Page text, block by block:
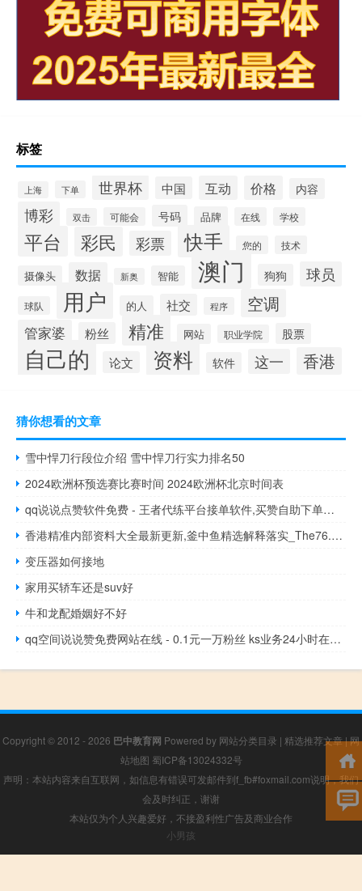
标签
上海 下单 世界杯 中国 互动 价格 内容
博彩 双击 可能会 号码 品牌 在线 学校
平台 彩民 彩票 快手 您的 技术
摄像头 数据 新奥 智能 澳门 狗狗 球员
球队 用户 的人 社交 程序 空调
管家婆 粉丝 精准 网站 职业学院 股票
自己的 论文 资料 软件 这一 香港
猜你想看的文章
雪中悍刀行段位介绍 雪中悍刀行实力排名50
2024欧洲杯预选赛比赛时间 2024欧洲杯北京时间表
qq说说点赞软件免费 - 王者代练平台接单软件,买赞自助下单平台免费
香港精准内部资料大全最新更新,釜中鱼精选解释落实_The76.52.30
变压器如何接地
家用买轿车还是suv好
牛和龙配婚姻好不好
qq空间说说赞免费网站在线 - 0.1元一万粉丝 ks业务24小时在线下单
Copyright © 2012 - 2026 巴中教育网 Powered by 网站分类目录 | 精选推荐文章|网
站地图 蜀ICP备13024332号
声明：本站内容来自互联网，如信息有错误可发邮件到f_fb#foxmail.com说明，我们
会及时纠正，谢谢
本站仅为个人兴趣爱好，不接盈利性广告及商业合作
小男孩